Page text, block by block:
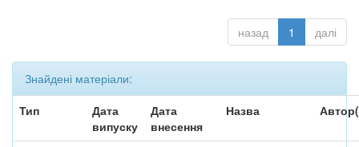
назад 1 далі
Знайдені матеріали:
Тип
Дата
випуску
Дата
внесення
Назва